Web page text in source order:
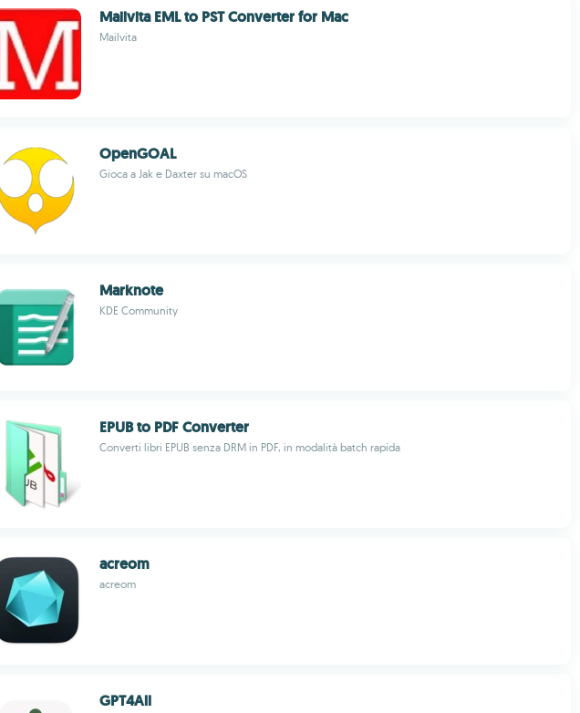
Mailvita EML to PST Converter for Mac
Mailvita
OpenGOAL
Gioca a Jak e Daxter su macOS
Marknote
KDE Community
EPUB to PDF Converter
Converti libri EPUB senza DRM in PDF, in modalità batch rapida
acreom
acreom
GPT4All